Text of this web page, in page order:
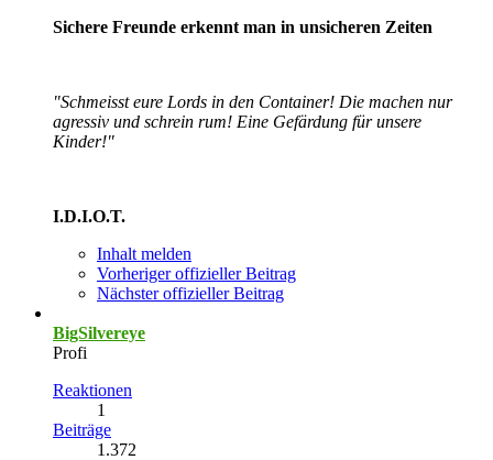
Sichere Freunde erkennt man in unsicheren Zeiten
"Schmeisst eure Lords in den Container! Die machen nur
agressiv und schrein rum! Eine Gefärdung für unsere
Kinder!"
I.D.I.O.T.
Inhalt melden
Vorheriger offizieller Beitrag
Nächster offizieller Beitrag
BigSilvereye
Profi
Reaktionen
1
Beiträge
1.372